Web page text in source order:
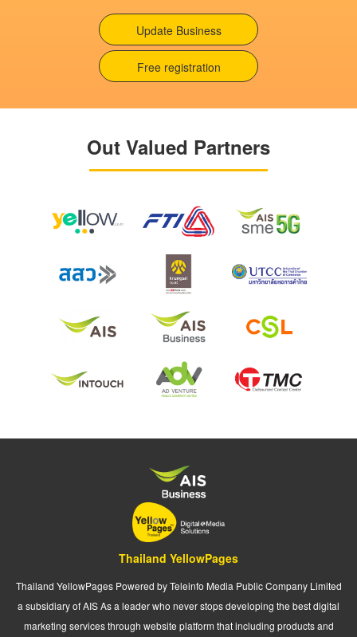
Update Business
Free registration
Out Valued Partners
Thailand YellowPages
Thailand YellowPages Powered by Teleinfo Media Public Company Limited
a subsidiary of AIS As a leader who never stops developing the best digital
marketing services through website platform that including products and